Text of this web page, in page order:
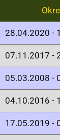
28.04.2020 -
07.11.2017 -
05.03.2008 -
04.10.2016 -
17.05.2019 -